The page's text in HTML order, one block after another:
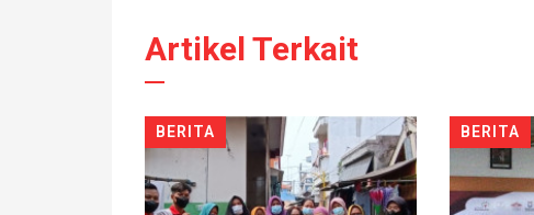
Artikel Terkait
BERITA BERITA